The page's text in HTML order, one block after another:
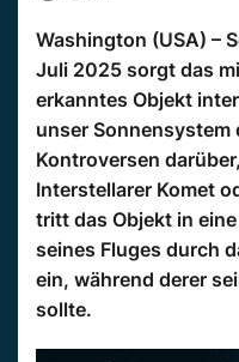
Washington (USA) –
Juli 2025 sorgt das
erkanntes Objekt
unser
Kontroversen
Interstellarer Komet
tritt das Objekt in
seines Fluges durch
ein, während derer
sollte.